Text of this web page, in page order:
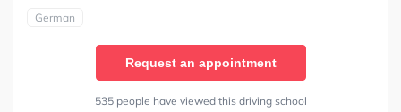
German
Request an appointment
535 people have viewed this driving school